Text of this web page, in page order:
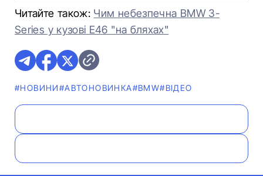
Читайте також: Чим небезпечна BMW 3-
Series у кузові E46 "на бляхах"
#НОВИНИ#АВТОНОВИНКА#BMW#ВІДЕО